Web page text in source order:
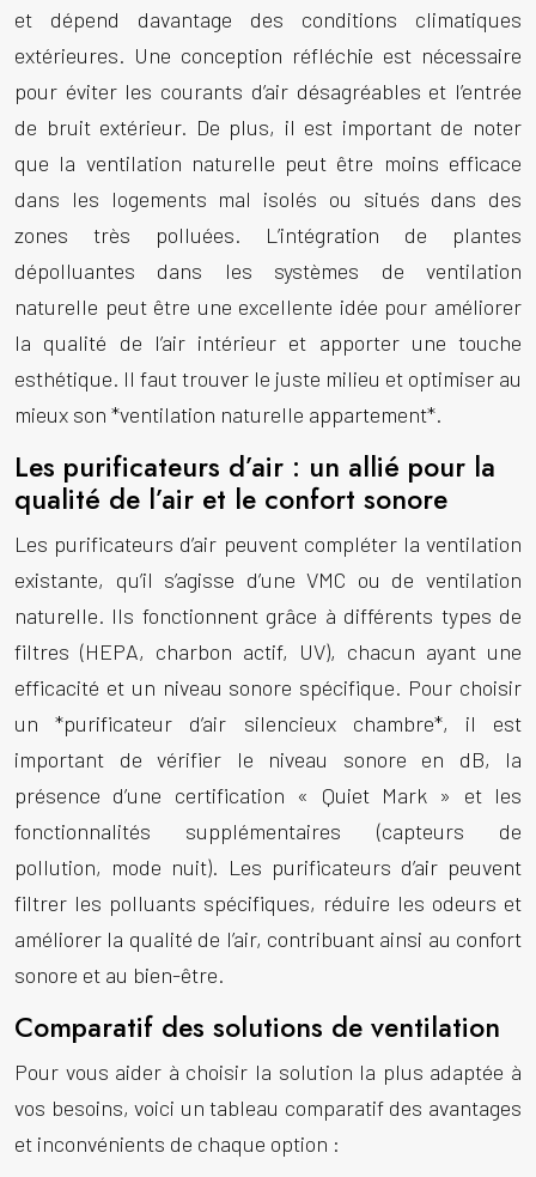
et dépend davantage des conditions climatiques
extérieures. Une conception réfléchie est nécessaire
pour éviter les courants d’air désagréables et l’entrée
de bruit extérieur. De plus, il est important de noter
que la ventilation naturelle peut être moins efficace
dans les logements mal isolés ou situés dans des
zones très polluées. L’intégration de plantes
dépolluantes dans les systèmes de ventilation
naturelle peut être une excellente idée pour améliorer
la qualité de l’air intérieur et apporter une touche
esthétique. Il faut trouver le juste milieu et optimiser au
mieux son *ventilation naturelle appartement*.
Les purificateurs d’air : un allié pour la
qualité de l’air et le confort sonore
Les purificateurs d’air peuvent compléter la ventilation
existante, qu’il s’agisse d’une VMC ou de ventilation
naturelle. Ils fonctionnent grâce à différents types de
filtres (HEPA, charbon actif, UV), chacun ayant une
efficacité et un niveau sonore spécifique. Pour choisir
un *purificateur d’air silencieux chambre*, il est
important de vérifier le niveau sonore en dB, la
présence d’une certification « Quiet Mark » et les
fonctionnalités supplémentaires (capteurs de
pollution, mode nuit). Les purificateurs d’air peuvent
filtrer les polluants spécifiques, réduire les odeurs et
améliorer la qualité de l’air, contribuant ainsi au confort
sonore et au bien-être.
Comparatif des solutions de ventilation
Pour vous aider à choisir la solution la plus adaptée à
vos besoins, voici un tableau comparatif des avantages
et inconvénients de chaque option :